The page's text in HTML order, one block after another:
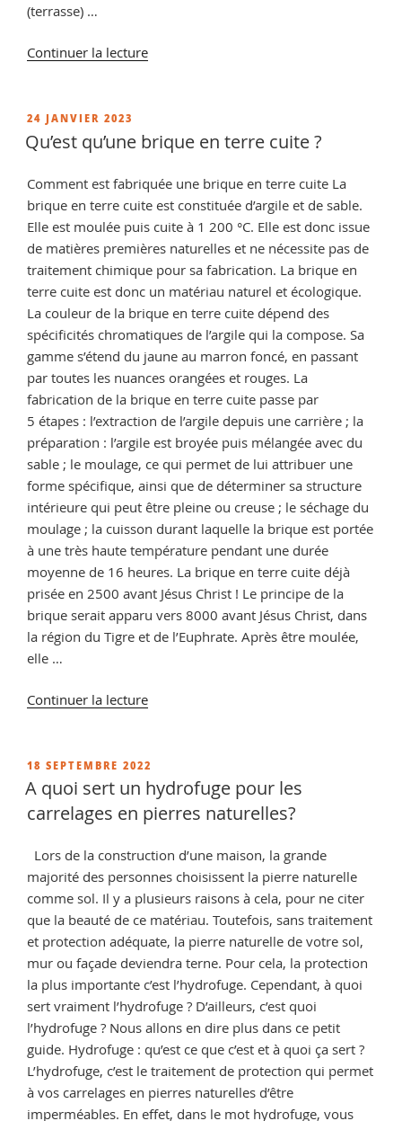
(terrasse) …
Continuer la lecturede
pierres
par
l’humidité »
PUBLIÉ
LE
24 JANVIER 2023
Qu’est qu’une brique en terre cuite ?
Comment est fabriquée une brique en terre cuite La
brique en terre cuite est constituée d’argile et de sable.
Elle est moulée puis cuite à 1 200 °C. Elle est donc issue
de matières premières naturelles et ne nécessite pas de
traitement chimique pour sa fabrication. La brique en
terre cuite est donc un matériau naturel et écologique.
La couleur de la brique en terre cuite dépend des
spécificités chromatiques de l’argile qui la compose. Sa
gamme s’étend du jaune au marron foncé, en passant
par toutes les nuances orangées et rouges. La
fabrication de la brique en terre cuite passe par
5 étapes : l’extraction de l’argile depuis une carrière ; la
préparation : l’argile est broyée puis mélangée avec du
sable ; le moulage, ce qui permet de lui attribuer une
forme spécifique, ainsi que de déterminer sa structure
intérieure qui peut être pleine ou creuse ; le séchage du
moulage ; la cuisson durant laquelle la brique est portée
à une très haute température pendant une durée
moyenne de 16 heures. La brique en terre cuite déjà
prisée en 2500 avant Jésus Christ ! Le principe de la
brique serait apparu vers 8000 avant Jésus Christ, dans
la région du Tigre et de l’Euphrate. Après être moulée,
elle …
Continuer la lecturede
brique
en
terre
PUBLIÉ
LE
18 SEPTEMBRE 2022
A quoi sert un hydrofuge pour les
carrelages en pierres naturelles?
Lors de la construction d’une maison, la grande
majorité des personnes choisissent la pierre naturelle
comme sol. Il y a plusieurs raisons à cela, pour ne citer
que la beauté de ce matériau. Toutefois, sans traitement
et protection adéquate, la pierre naturelle de votre sol,
mur ou façade deviendra terne. Pour cela, la protection
la plus importante c’est l’hydrofuge. Cependant, à quoi
sert vraiment l’hydrofuge ? D’ailleurs, c’est quoi
l’hydrofuge ? Nous allons en dire plus dans ce petit
guide. Hydrofuge : qu’est ce que c’est et à quoi ça sert ?
L’hydrofuge, c’est le traitement de protection qui permet
à vos carrelages en pierres naturelles d’être
imperméables. En effet, dans le mot hydrofuge, vous